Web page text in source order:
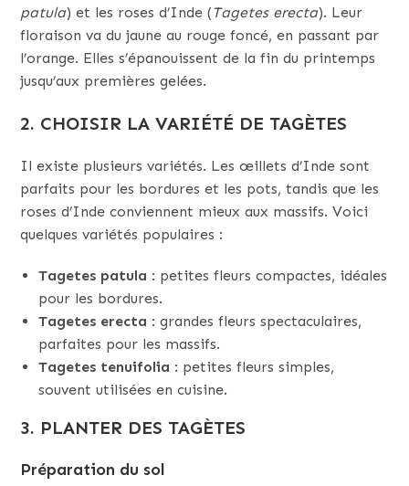
patula) et les roses d’Inde ( Tagetes erecta). Leur
floraison va du jaune au rouge foncé, en passant par
l’orange. Elles s’épanouissent de la fin du printemps
jusqu’aux premières gelées.
2. CHOISIR LA VARIÉTÉ DE TAGÈTES
Il existe plusieurs variétés. Les œillets d’Inde sont
parfaits pour les bordures et les pots, tandis que les
roses d’Inde conviennent mieux aux massifs. Voici
quelques variétés populaires :
Tagetes patula : petites fleurs compactes, idéales
pour les bordures.
Tagetes erecta : grandes fleurs spectaculaires,
parfaites pour les massifs.
Tagetes tenuifolia : petites fleurs simples,
souvent utilisées en cuisine.
3. PLANTER DES TAGÈTES
Préparation du sol